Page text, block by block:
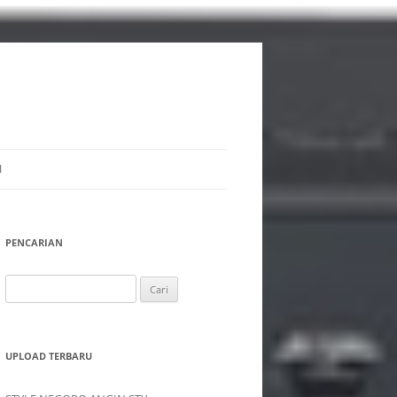
PENCARIAN
untuk:
UPLOAD TERBARU